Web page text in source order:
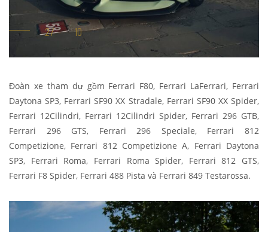
Đoàn xe tham dự gồm Ferrari F80, Ferrari LaFerrari, Ferrari
Daytona SP3, Ferrari SF90 XX Stradale, Ferrari SF90 XX Spider,
Ferrari 12Cilindri, Ferrari 12Cilindri Spider, Ferrari 296 GTB,
Ferrari 296 GTS, Ferrari 296 Speciale, Ferrari 812
Competizione, Ferrari 812 Competizione A, Ferrari Daytona
SP3, Ferrari Roma, Ferrari Roma Spider, Ferrari 812 GTS,
Ferrari F8 Spider, Ferrari 488 Pista và Ferrari 849 Testarossa.